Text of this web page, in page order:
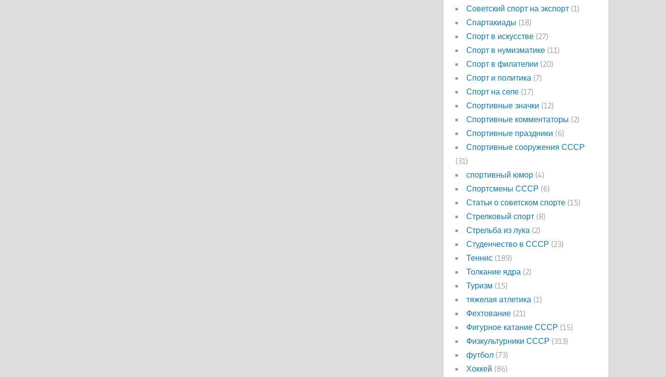
Советский спорт на экспорт (1)
Спартакиады (18)
Спорт в искусстве (27)
Спорт в нумизматике (11)
Спорт в филателии (20)
Спорт и политика (7)
Спорт на селе (17)
Спортивные значки (12)
Спортивные комментаторы (2)
Спортивные праздники (6)
Спортивные сооружения СССР
(31)
спортивный юмор (4)
Спортсмены СССР (6)
Статьи о советском спорте (15)
Стрелковый спорт (8)
Стрельба из лука (2)
Студенчество в СССР (23)
Теннис (189)
Толкание ядра (2)
Туризм (15)
тяжелая атлетика (1)
Фехтование (21)
Фигурное катание СССР (15)
Физкультурники СССР (313)
футбол (73)
Хоккей (86)